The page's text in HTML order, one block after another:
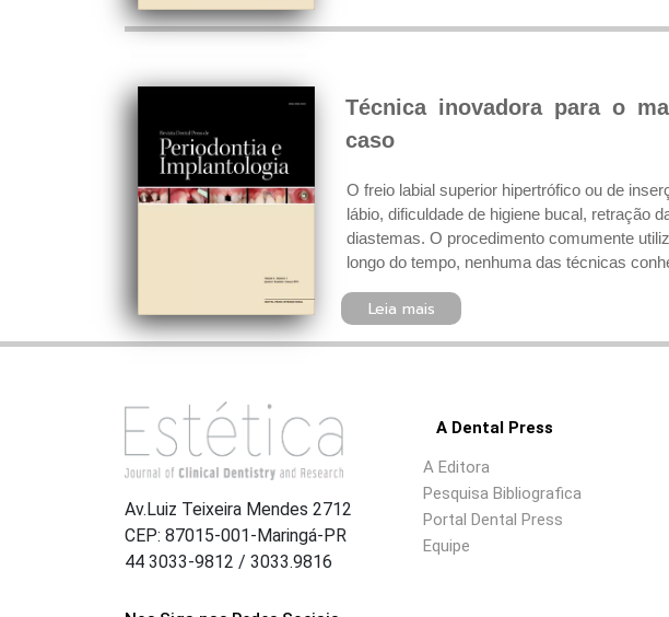
Técnica inovadora para o
caso
O freio labial superior hipertrófico ou de
lábio, dificuldade de higiene bucal, retração
diastemas. O procedimento comumente
longo do tempo, nenhuma das técnicas
Leia mais
Av.Luiz Teixeira Mendes 2712
CEP: 87015-001-Maringá-PR
44 3033-9812 / 3033.9816
A Dental Press
A Editora
Pesquisa Bibliografica
Portal Dental Press
Equipe